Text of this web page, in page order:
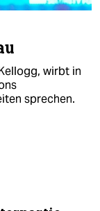
wirbt in
sprechen.